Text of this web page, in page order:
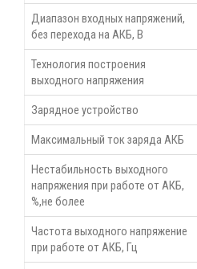
Диапазон входных напряжений,
без перехода на АКБ, В
Технология построения
выходного напряжения
Зарядное устройство
Максимальный ток заряда АКБ
Нестабильность выходного
напряжения при работе от АКБ,
%,не более
Частота выходного напряжение
при работе от АКБ, Гц